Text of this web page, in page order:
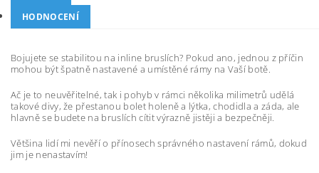
HODNOCENÍ
Bojujete se stabilitou na inline bruslích? Pokud ano, jednou z příčin
mohou být špatně nastavené a umístěné rámy na Vaší botě.
Ač je to neuvěřitelné, tak i pohyb v rámci několika milimetrů udělá
takové divy, že přestanou bolet holeně a lýtka, chodidla a záda, ale
hlavně se budete na bruslích cítit výrazně jistěji a bezpečněji.
Většina lidí mi nevěří o přínosech správného nastavení rámů, dokud
jim je nenastavím!